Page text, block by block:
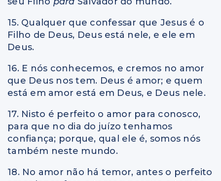
15. Qualquer que confessar que Jesus é o
Filho de Deus, Deus está nele, e ele em
Deus.
16. E nós conhecemos, e cremos no amor
que Deus nos tem. Deus é amor; e quem
está em amor está em Deus, e Deus nele.
17. Nisto é perfeito o amor para conosco,
para que no dia do juízo tenhamos
confiança; porque, qual ele é, somos nós
também neste mundo.
18. No amor não há temor, antes o perfeito